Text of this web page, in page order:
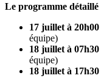
Le programme détaillé
17 juillet à 20h00
équipe)
18 juillet à 07h30
équipe)
18 juillet à 17h30